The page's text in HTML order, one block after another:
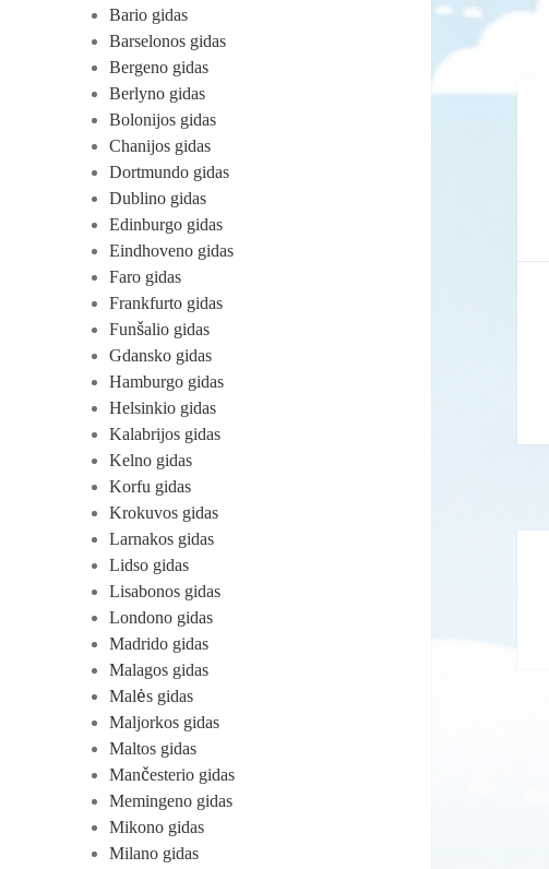
Bario gidas
Barselonos gidas
Bergeno gidas
Berlyno gidas
Bolonijos gidas
Chanijos gidas
Dortmundo gidas
Dublino gidas
Edinburgo gidas
Eindhoveno gidas
Faro gidas
Frankfurto gidas
Funšalio gidas
Gdansko gidas
Hamburgo gidas
Helsinkio gidas
Kalabrijos gidas
Kelno gidas
Korfu gidas
Krokuvos gidas
Larnakos gidas
Lidso gidas
Lisabonos gidas
Londono gidas
Madrido gidas
Malagos gidas
Malės gidas
Maljorkos gidas
Maltos gidas
Mančesterio gidas
Memingeno gidas
Mikono gidas
Milano gidas